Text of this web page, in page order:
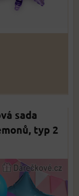
sada
typ 2